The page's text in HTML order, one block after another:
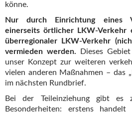
könne.
Nur durch Einrichtung eines
einerseits örtlicher LKW-Verkehr
überregionaler LKW-Verkehr
vermieden werden.
Dieses
unser Konzept zur weiteren
vielen anderen Maßnahmen – das
im nächsten Rundbrief.
Bei der Teileinziehung gibt es
Besonderheiten: erstens